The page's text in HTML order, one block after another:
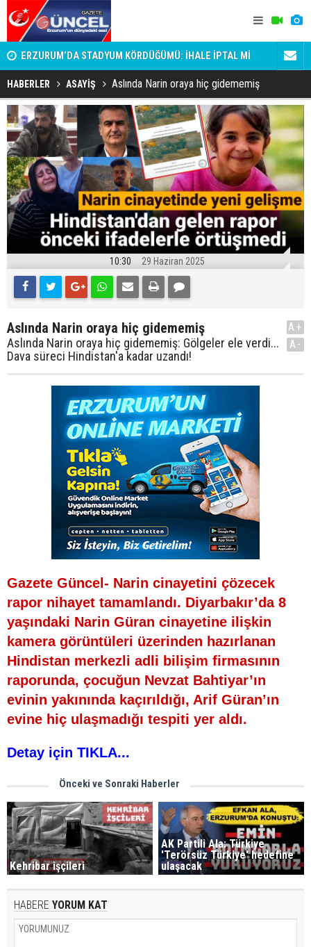
ERZURUM’DA STADYUM KÖRDÜĞÜMÜ: İHALE İPTAL Mİ
EDİLDİ, ERTELENDİ Mİ?
HABERLER ASAYİŞ Aslında Narin oraya hiç gidememiş
10:30 29 Haziran 2025
Aslında Narin oraya hiç gidememiş
Aslında Narin oraya hiç gidememiş: Gölgeler ele verdi...
Dava süreci Hindistan'a kadar uzandı!
A+
A-
Gazete Güncel- Narin cinayetini çözecek
rapor nihayet tamamlandı. Diyarbakır’da 8
yaşındaki Narin Güran cinayetine ilişkin
kamera görüntüleri üzerinden hazırlanan
Hindistan merkezli adli bilişim firmasının
raporunda, çocuğun Nevzat Bahtiyar’ın
evinin yakınında kaçırıldığı, Arif Güran’ın
evine hiç ulaşmadığı tespiti yer aldı.
Detay için TIKLA...
Önceki ve Sonraki Haberler
Kehribar işçileri
AK Partili Ala: Türkiye
'Terörsüz Türkiye' hedefine
ulaşacak
HABERE YORUM KAT